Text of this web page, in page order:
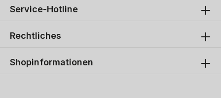
Service-Hotline
Rechtliches
Shopinformationen